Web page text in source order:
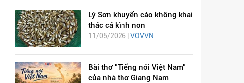
Lý Sơn khuyến cáo không khai
thác cá kình non
11/05/2026 |VOVVN
Bài thơ "Tiếng nói Việt Nam"
của nhà thơ Giang Nam